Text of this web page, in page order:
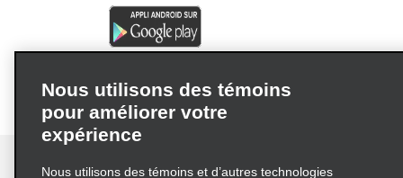
Nous utilisons des témoins
pour améliorer votre
expérience
Nous utilisons des témoins et d’autres technologies